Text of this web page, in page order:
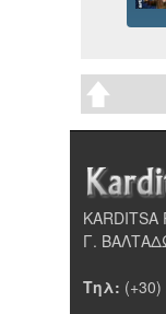
KARDITSA
Γ.
Τηλ: